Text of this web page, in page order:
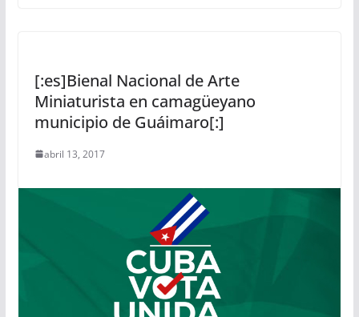
[:es]Bienal Nacional de Arte
Miniaturista en camagüeyano
municipio de Guáimaro[:]
abril 13, 2017